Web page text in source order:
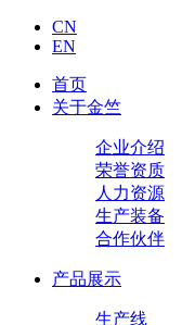
CN
EN
首页
关于金竺
企业介绍
荣誉资质
人力资源
生产装备
合作伙伴
产品展示
生产线